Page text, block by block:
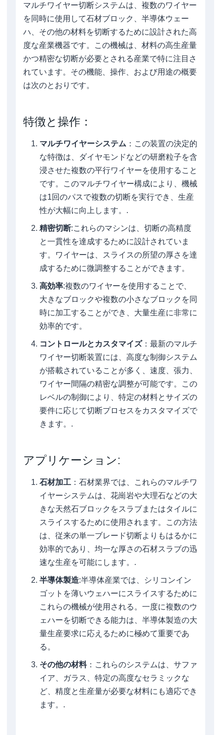
マルチワイヤー切断システムは、複数のワイヤー
を同時に使用して石材ブロック、半導体ウェー
ハ、その他の材料を切断するために設計された高
度な産業機器です。この機械は、材料の高生産量
かつ精密な切断が必要とされる産業で特に注目さ
れています。その機能、操作、および用途の概要
は次のとおりです。
特徴と操作：
マルチワイヤーシステム ：この装置の決定的
な特徴は、ダイヤモンドなどの研磨粒子を含
浸させた複数の平行ワイヤーを使用すること
です。このマルチワイヤー構成により、機械
は1回のパスで複数の切断を実行でき、生産
性が大幅に向上します。.
精密切断:これらのマシンは、切断の高精度
と一貫性を達成するために設計されていま
す。ワイヤーは、スライスの所望の厚さを達
成するために微調整することができます。
高効率:複数のワイヤーを使用することで、
大きなブロックや複数の小さなブロックを同
時に加工することができ、大量生産に非常に
効率的です。
コントロールとカスタマイズ：最新のマルチ
ワイヤー切断装置には、高度な制御システム
が搭載されていることが多く、速度、張力、
ワイヤー間隔の精密な調整が可能です。この
レベルの制御により、特定の材料とサイズの
要件に応じて切断プロセスをカスタマイズで
きます。.
アプリケーション:
石材加工：石材業界では、これらのマルチワ
イヤーシステムは、花崗岩や大理石などの大
きな天然石ブロックをスラブまたはタイルに
スライスするために使用されます。この方法
は、従来の単一ブレード切断よりもはるかに
効率的であり、均一な厚さの石材スラブの迅
速な生産を可能にします。.
半導体製造:半導体産業では、シリコンイン
ゴットを薄いウェハーにスライスするために
これらの機械が使用される。一度に複数のウ
ェハーを切断できる能力は、半導体製造の大
量生産要求に応えるために極めて重要であ
る。
その他の材料：これらのシステムは、サファ
イア、ガラス、特定の高度なセラミックな
ど、精度と生産量が必要な材料にも適応でき
ます。.